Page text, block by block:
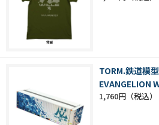
TORM.鉄道模
EVANGELION
1,760円